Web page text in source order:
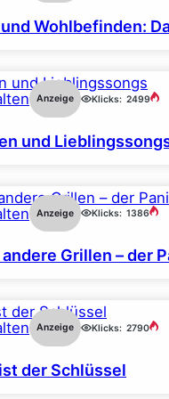
Wohlbefinden:
Anzeige Klicks: 2499
und
Anzeige Klicks: 1386
Grillen – der
Anzeige Klicks: 2790
der Schlüssel